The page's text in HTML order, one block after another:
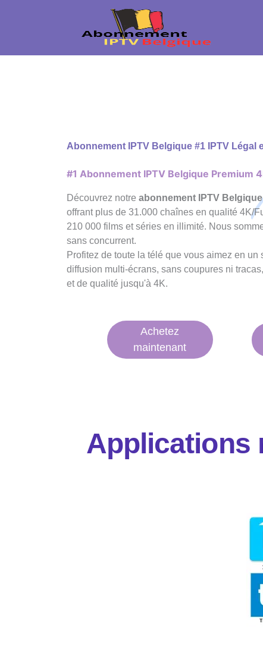
Abonnement IPTV Belgique #1 IPTV Légal
#1 Abonnement IPTV Belgique Premium
Découvrez notre abonnement IPTV Belgique
offrant plus de 31.000 chaînes en qualité 4K/
210 000 films et séries en illimité. Nous
sans concurrent.
Profitez de toute la télé que vous aimez en un
diffusion multi-écrans, sans coupures ni
et de qualité jusqu'à 4K.
Achetez
maintenant
Applications